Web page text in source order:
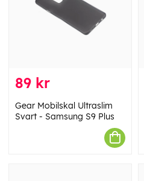
89 kr
Gear Mobilskal Ultraslim
Svart - Samsung S9 Plus